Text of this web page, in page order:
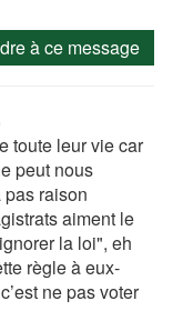
à ce message
toute leur vie car
peut nous
pas raison
aiment le
la loi", eh
règle à eux-
ne pas voter